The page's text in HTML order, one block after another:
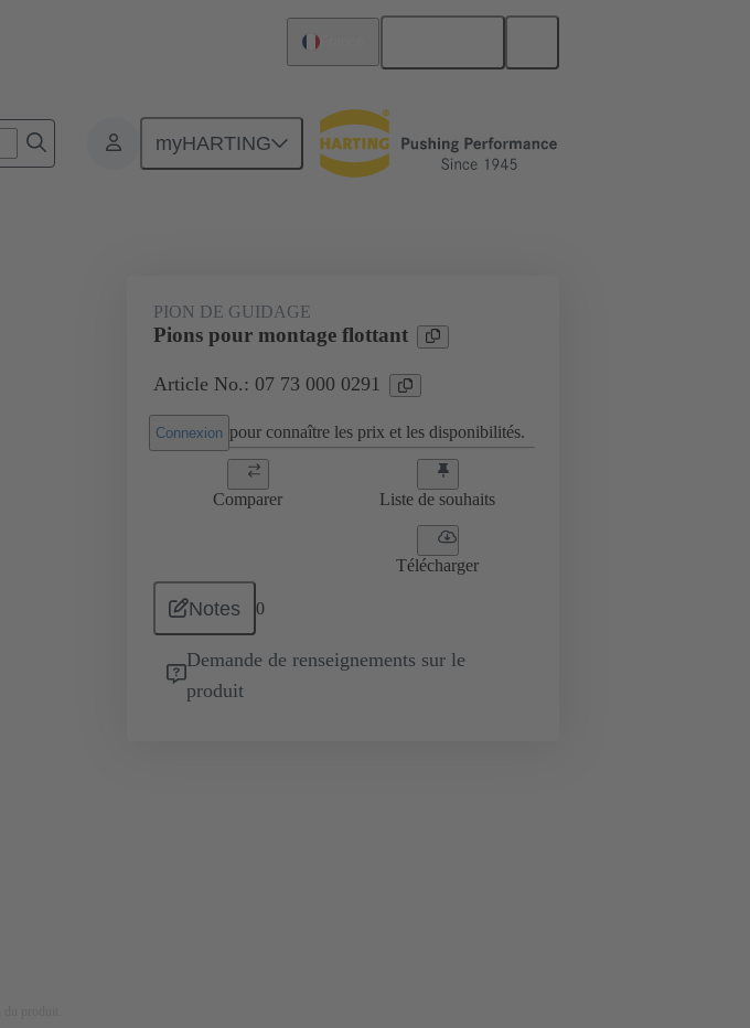
myHARTING
Connecteurs carte à carte Produits Raccordement carte mère à carte fille
PION DE GUIDAGE
Pions pour montage flottant
Article No.: 07 73 000 0291
Connexion pour connaître les prix et les disponibilités.
Comparer Liste de souhaits
Télécharger
Notes 0
Demande de renseignements sur le
produit